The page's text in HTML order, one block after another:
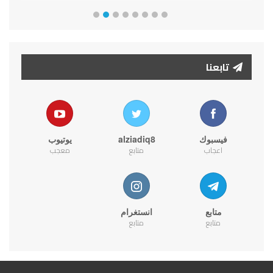
تابعنا
فيسبوك
اعجاب
alziadiq8
متابع
يوتيوب
معجب
متابع
متابع
انستغرام
متابع